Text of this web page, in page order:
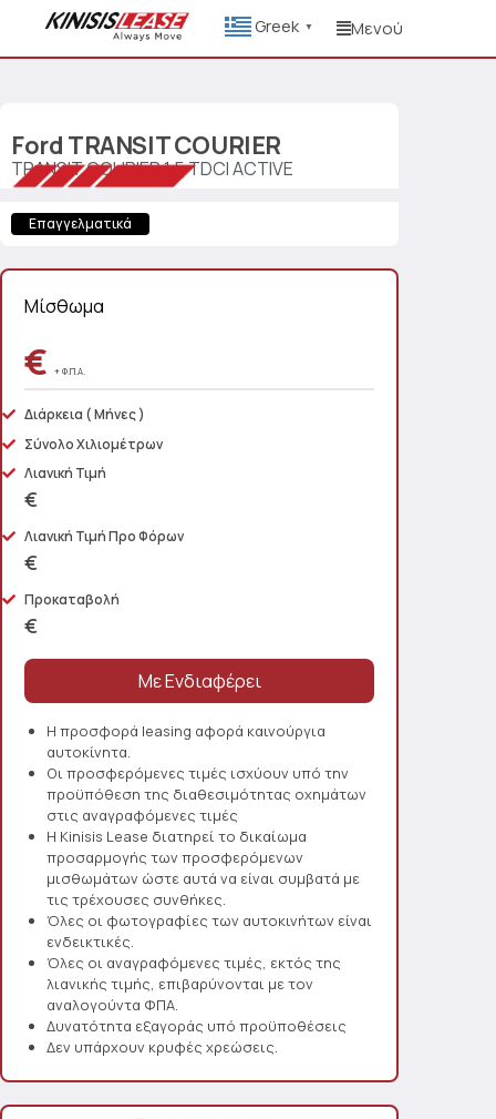
Greek ▼ Μενού
Ford TRANSIT COURIER
TRANSIT COURIER 1.5 TDCI ACTIVE
Επαγγελματικά
Μίσθωμα
€ + Φ.Π.Α.
Διάρκεια ( Μήνες )
Σύνολο Χιλιομέτρων
Λιανική Τιμή
€
Λιανική Τιμή Προ Φόρων
€
Προκαταβολή
€
Η προσφορά leasing αφορά καινούργια
αυτοκίνητα.
Οι προσφερόμενες τιμές ισχύουν υπό την
προϋπόθεση της διαθεσιμότητας οχημάτων
στις αναγραφόμενες τιμές
Η Kinisis Lease διατηρεί το δικαίωμα
προσαρμογής των προσφερόμενων
μισθωμάτων ώστε αυτά να είναι συμβατά με
τις τρέχουσες συνθήκες.
Όλες οι φωτογραφίες των αυτοκινήτων είναι
ενδεικτικές.
Όλες οι αναγραφόμενες τιμές, εκτός της
λιανικής τιμής, επιβαρύνονται με τον
αναλογούντα ΦΠΑ.
Δυνατότητα εξαγοράς υπό προϋποθέσεις
Δεν υπάρχουν κρυφές χρεώσεις.